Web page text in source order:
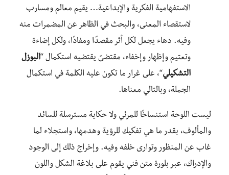
الاستفهامية الفكرية والإبداعية… يقيم معالم ومسارب
لاستقصاء المعنى، والبحث في الظاهر عن المضمرات منه
وفيه. دهاء يجعل لكل أثر مقصدًا ومفادًا، ولكل إضاءة
وتعتيم وإظهار وإخفاء، مقتضىً يقتضيه استكمال “البوزل
التشكيلي“، على غرار ما تكون عليه الكلمة في استكمال
الجملة، وبالتالي معناها.
ليست اللوحة استنساخًا للمرئي ولا حكاية مسترسلة للسائد
والمألوف، بقدر ما هي تفكيك للرؤية وهدمها، واستجلاء لما
غاب عن المنظور وتوارى خلفه وفيه. وإخراج ذلك إلى الوجود
والإدراك، عبر بلورة متن فني يقوم على بلاغة الشكل واللون